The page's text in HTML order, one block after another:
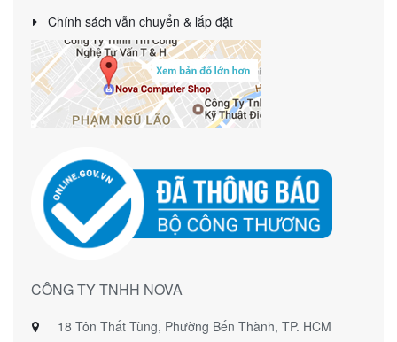
Chính sách vẫn chuyển & lắp đặt
CÔNG TY TNHH NOVA
18 Tôn Thất Tùng, Phường Bến Thành, TP. HCM